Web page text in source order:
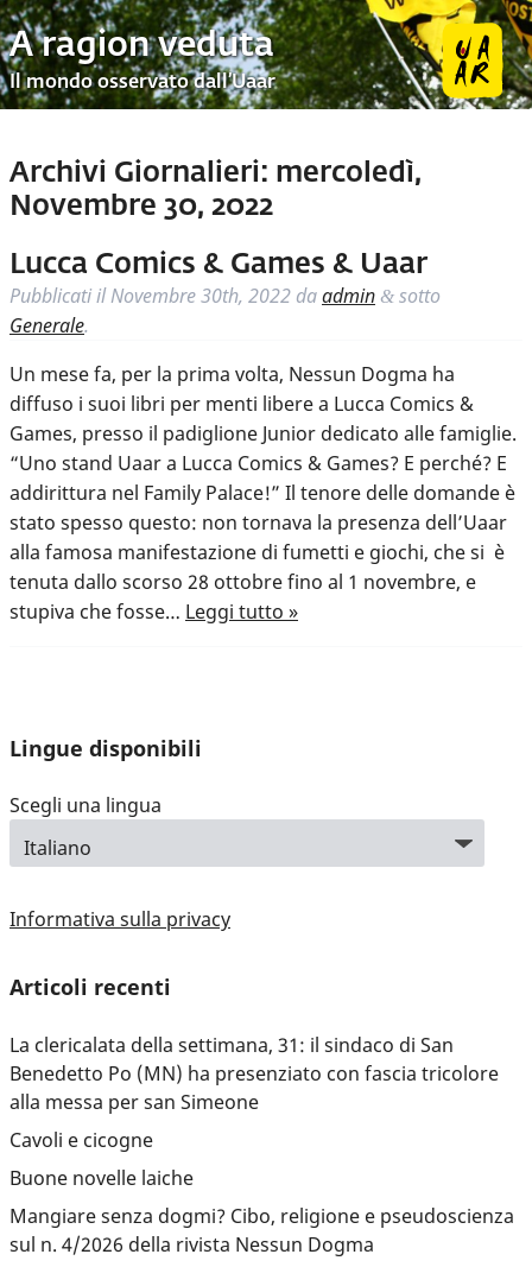
A ragion veduta
Il mondo osservato dall’Uaar
Archivi Giornalieri: mercoledì,
Novembre 30, 2022
Lucca Comics & Games & Uaar
Pubblicati ilNovembre 30th, 2022 daadmin & sotto
Generale.
Un mese fa, per la prima volta, Nessun Dogma ha
diffuso i suoi libri per menti libere a Lucca Comics &
Games, presso il padiglione Junior dedicato alle famiglie.
“Uno stand Uaar a Lucca Comics & Games? E perché? E
addirittura nel Family Palace!” Il tenore delle domande è
stato spesso questo: non tornava la presenza dell’Uaar
alla famosa manifestazione di fumetti e giochi, che si è
tenuta dallo scorso 28 ottobre fino al 1 novembre, e
stupiva che fosse… Leggi tutto »
Lingue disponibili
Scegli una lingua
Informativa sulla privacy
Articoli recenti
La clericalata della settimana, 31: il sindaco di San
Benedetto Po (MN) ha presenziato con fascia tricolore
alla messa per san Simeone
Cavoli e cicogne
Buone novelle laiche
Mangiare senza dogmi? Cibo, religione e pseudoscienza
sul n. 4/2026 della rivista Nessun Dogma